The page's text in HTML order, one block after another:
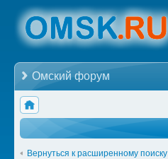
Омский форум
Вернуться к расширенному поиску